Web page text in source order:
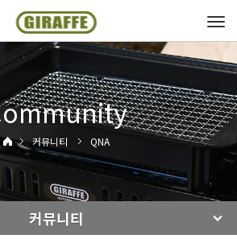
커뮤니티 QNA
커뮤니티